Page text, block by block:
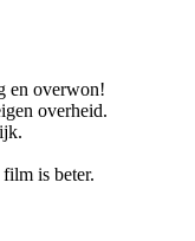
en overwon!
overheid.
is beter.